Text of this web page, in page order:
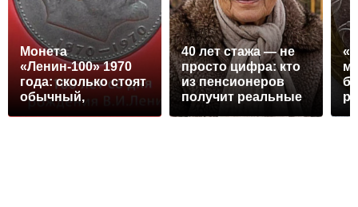
Монета
«Ленин-100» 1970
года: сколько стоят
обычный,
40 лет стажа — не
просто цифра: кто
из пенсионеров
получит реальные